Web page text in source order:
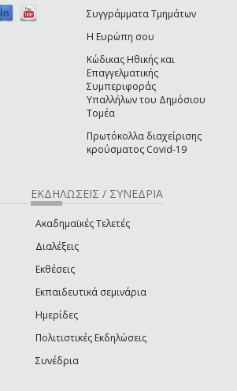
Συγγράμματα Τμημάτων
Η Ευρώπη σου
Κώδικας Ηθικής και
Επαγγελματικής
Συμπεριφοράς
Υπαλλήλων του Δημόσιου
Τομέα
Πρωτόκολλα διαχείρισης
κρούσματος Covid-19
ΕΚΔΗΛΩΣΕΙΣ / ΣΥΝΕΔΡΙΑ
Ακαδημαϊκές Τελετές
Διαλέξεις
Εκθέσεις
Εκπαιδευτικά σεμινάρια
Ημερίδες
Πολιτιστικές Εκδηλώσεις
Συνέδρια